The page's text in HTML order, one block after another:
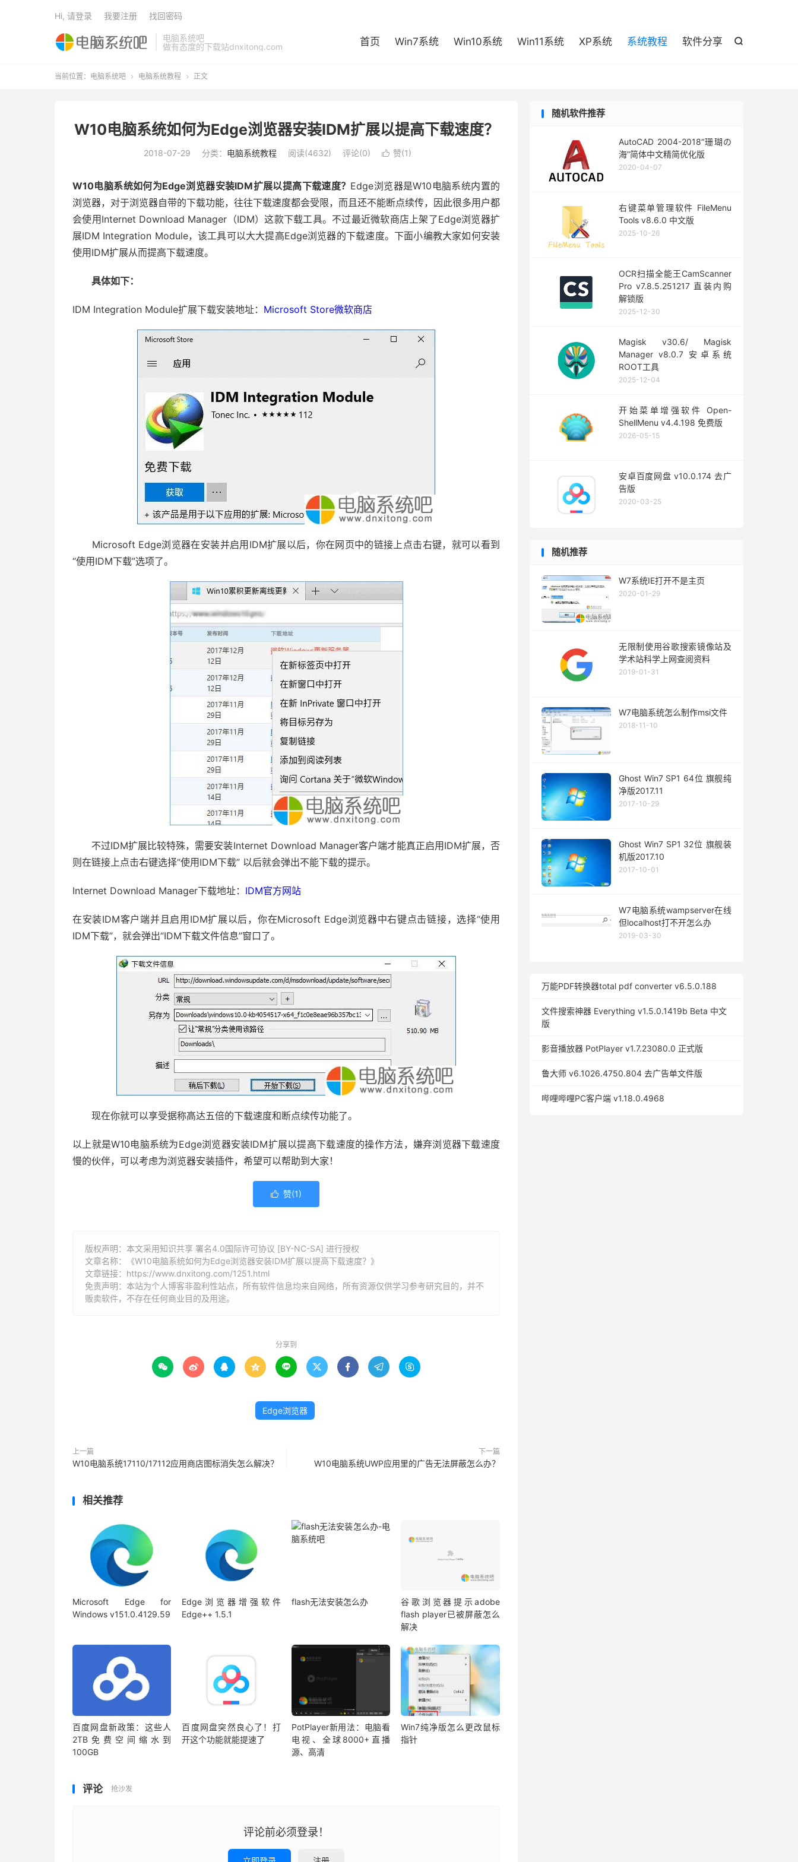
电脑系统吧
做有态度的下载站dnxitong.com

首页 Win7系统 Win10系统 Win11系统 XP系统 系统教程 软件分享
Hi, 请登录 我要注册 找回密码
当前位置： 电脑系统吧  电脑系统教程  正文
W10电脑系统如何为Edge浏览器安装IDM扩展以提高下载速度？
2018-07-29 分类： 电脑系统教程 阅读(4632) 评论(0)  赞(1)
W10电脑系统如何为Edge浏览器安装IDM扩展以提高下载速度？ Edge浏览器是W10电脑系统内置的
浏览器，对于浏览器自带的下载功能，往往下载速度都会受限，而且还不能断点续传，因此很多用户都
会使用Internet Download Manager（IDM）这款下载工具。不过最近微软商店上架了Edge浏览器扩
展IDM Integration Module，该工具可以大大提高Edge浏览器的下载速度。下面小编教大家如何安装
使用IDM扩展从而提高下载速度。
具体如下：
IDM Integration Module扩展下载安装地址： Microsoft Store微软商店
Microsoft Edge浏览器在安装并启用IDM扩展以后，你在网页中的链接上点击右键，就可以看到
“使用IDM下载”选项了。
不过IDM扩展比较特殊，需要安装Internet Download Manager客户端才能真正启用IDM扩展，否
则在链接上点击右键选择“使用IDM下载” 以后就会弹出不能下载的提示。
Internet Download Manager下载地址： IDM官方网站
在安装IDM客户端并且启用IDM扩展以后，你在Microsoft Edge浏览器中右键点击链接，选择“使用
IDM下载”，就会弹出“IDM下载文件信息”窗口了。
现在你就可以享受据称高达五倍的下载速度和断点续传功能了。
以上就是W10电脑系统为Edge浏览器安装IDM扩展以提高下载速度的操作方法，嫌弃浏览器下载速度
慢的伙伴，可以考虑为浏览器安装插件，希望可以帮助到大家！
 赞(1)
版权声明：本文采用知识共享 署名4.0国际许可协议 [BY-NC-SA] 进行授权
文章名称：《W10电脑系统如何为Edge浏览器安装IDM扩展以提高下载速度？》
文章链接： https://www.dnxitong.com/1251.html
免责声明：本站为个人博客非盈利性站点，所有软件信息均来自网络，所有资源仅供学习参考研究目的，并不
贩卖软件，不存在任何商业目的及用途。
分享到
        
Edge浏览器
上一篇
W10电脑系统17110/17112应用商店图标消失怎么解决？
下一篇
W10电脑系统UWP应用里的广告无法屏蔽怎么办？
相关推荐
Microsoft Edge for
Windows v151.0.4129.59
Edge浏览器增强软件
Edge++ 1.5.1
flash无法安装怎么办
谷歌浏览器提示adobe
flash player已被屏蔽怎么
解决
百度网盘新政策：这些人
2TB免费空间缩水到
100GB
百度网盘突然良心了！打
开这个功能就能提速了
PotPlayer新用法：电脑看
电视、全球8000+直播
源、高清
Win7纯净版怎么更改鼠标
指针
评论 抢沙发
评论前必须登录！
随机软件推荐
AutoCAD 2004-2018“珊瑚の
海”简体中文精简优化版
2020-04-07
右键菜单管理软件 FileMenu
Tools v8.6.0 中文版
2025-10-26
OCR扫描全能王CamScanner
Pro v7.8.5.251217 直装内购
解锁版
2025-12-30
Magisk v30.6/ Magisk
Manager v8.0.7 安卓系统
ROOT工具
2025-12-04
开始菜单增强软件 Open-
ShellMenu v4.4.198 免费版
2026-05-15
安卓百度网盘 v10.0.174 去广
告版
2020-03-25
随机推荐
W7系统IE打开不是主页
2020-01-29
无限制使用谷歌搜索镜像站及
学术站科学上网查阅资料
2019-01-31
W7电脑系统怎么制作msi文件
2018-11-10
Ghost Win7 SP1 64位 旗舰纯
净版2017.11
2017-10-29
Ghost Win7 SP1 32位 旗舰装
机版2017.10
2017-10-01
W7电脑系统wampserver在线
但localhost打不开怎么办
2019-03-30
万能PDF转换器total pdf converter v6.5.0.188
文件搜索神器 Everything v1.5.0.1419b Beta 中文
版
影音播放器 PotPlayer v1.7.23080.0 正式版
鲁大师 v6.1026.4750.804 去广告单文件版
哔哩哔哩PC客户端 v1.18.0.4968